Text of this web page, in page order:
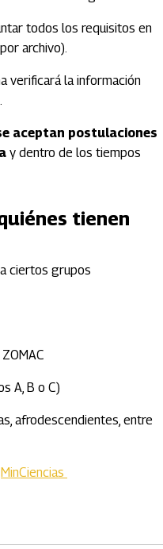
todos los requisitos en
archivo).
verificará la información
aceptan postulaciones
y dentro de los tiempos
tienen
ciertos grupos
A, B o C)
afrodescendientes, entre
MinCiencias